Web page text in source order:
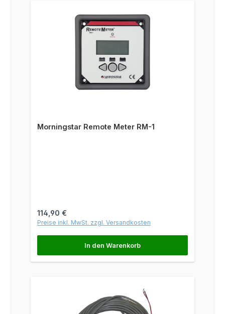
Morningstar Remote Meter RM-1
Regulärer Preis:
114,90 €
Preise inkl. MwSt. zzgl. Versandkosten
In den Warenkorb